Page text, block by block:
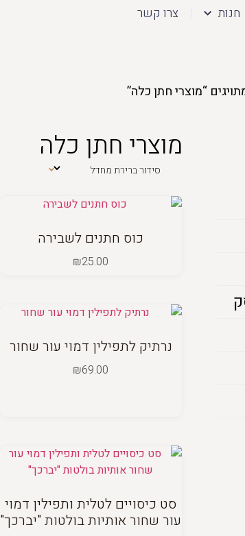
חנות צרו קשר
“מוצרי חתן כלה”
מוצרי חתן כלה
כוס חתנים לשבירה
₪25.00
נרתיק לתפילין דמוי עור שחור
₪69.00
סט כיסויים לטלית ותפילין דמוי
עור שחור אותיות בולטות "יברכך"